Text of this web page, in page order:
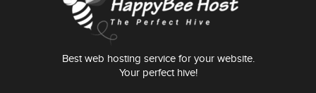
Best web hosting service for your website.
Your perfect hive!